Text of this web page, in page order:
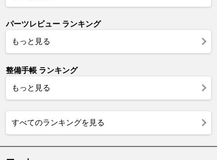
パーツレビュー ランキング
もっと見る
整備手帳 ランキング
もっと見る
すべてのランキングを見る